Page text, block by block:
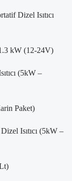
Dizel Isıtıcı
kW (12-24V)
(5kW –
Paket)
Isıtıcı (5kW –